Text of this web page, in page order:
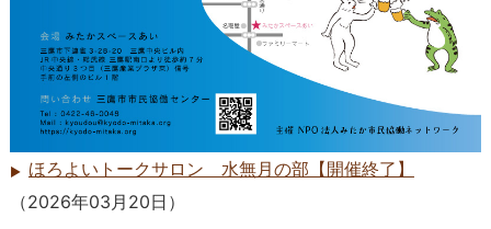
ほろよいトークサロン 水無月の部【開催終了】
（2026年03月20日 ）